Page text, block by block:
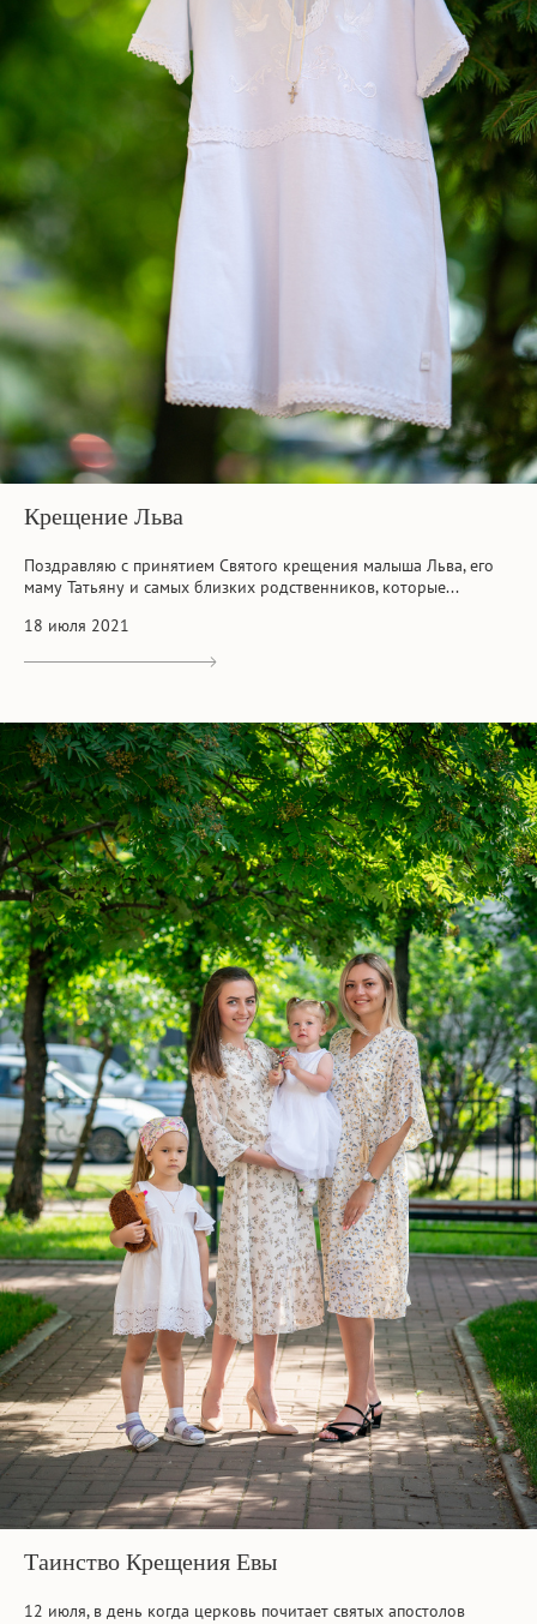
Крещение Льва
Поздравляю с принятием Святого крещения малыша Льва, его
маму Татьяну и самых близких родственников, которые...
18 июля 2021
Таинство Крещения Евы
12 июля, в день когда церковь почитает святых апостолов